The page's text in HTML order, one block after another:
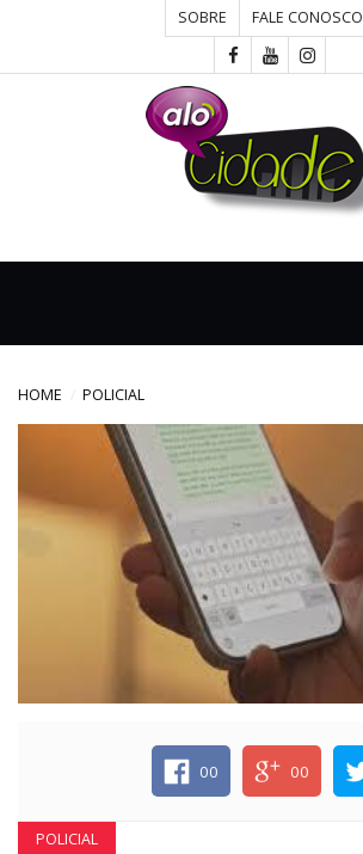
SOBRE FALE CONOSCO
DESTAQUE
HOME POLICIAL
00 00
POLICIAL